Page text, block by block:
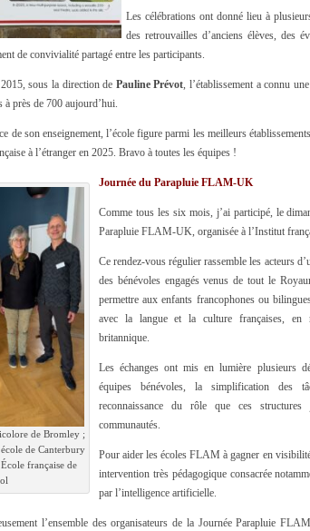
Les célébrations ont donné lieu à
des retrouvailles d’anciens élèves, des
de convivialité partagé entre les participants.
sous la direction de Pauline Prévot, l’établissement a connu
à près de 700 aujourd’hui.
de son enseignement, l’école figure parmi les meilleurs
à l’étranger en 2025. Bravo à toutes les équipes !
de Bromley ;
de Canterbury
française de
Journée du Parapluie FLAM-UK
Comme tous les six mois, j’ai participé, le
Parapluie FLAM-UK, organisée à l’Institut
Ce rendez-vous régulier rassemble les acteurs
des bénévoles engagés venus de tout le
permettre aux enfants francophones ou
avec la langue et la culture françaises, en
britannique.
Les échanges ont mis en lumière plusieurs
équipes bénévoles, la simplification des
reconnaissance du rôle que ces
communautés.
Pour aider les écoles FLAM à gagner en
intervention très pédagogique consacrée
par l’intelligence artificielle.
l’ensemble des organisateurs de la Journée Parapluie